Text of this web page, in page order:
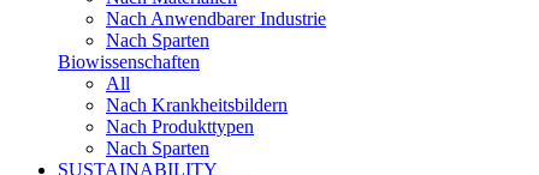
Nach Anwendbarer Industrie
Nach Sparten
Biowissenschaften
All
Nach Krankheitsbildern
Nach Produkttypen
Nach Sparten
SUSTAINABILITY